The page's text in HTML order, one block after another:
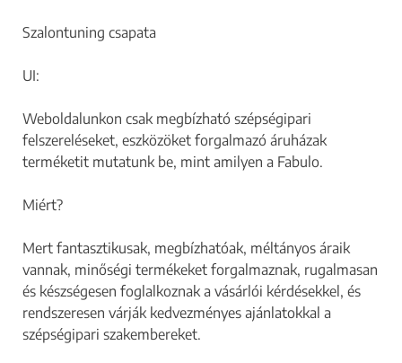
Szalontuning csapata
UI:
Weboldalunkon csak megbízható szépségipari
felszereléseket, eszközöket forgalmazó áruházak
terméketit mutatunk be, mint amilyen a Fabulo.
Miért?
Mert fantasztikusak, megbízhatóak, méltányos áraik
vannak, minőségi termékeket forgalmaznak, rugalmasan
és készségesen foglalkoznak a vásárlói kérdésekkel, és
rendszeresen várják kedvezményes ajánlatokkal a
szépségipari szakembereket.